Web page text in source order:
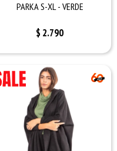
PARKA S-XL - VERDE
$ 2.790